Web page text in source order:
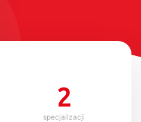
2
specjalizacji